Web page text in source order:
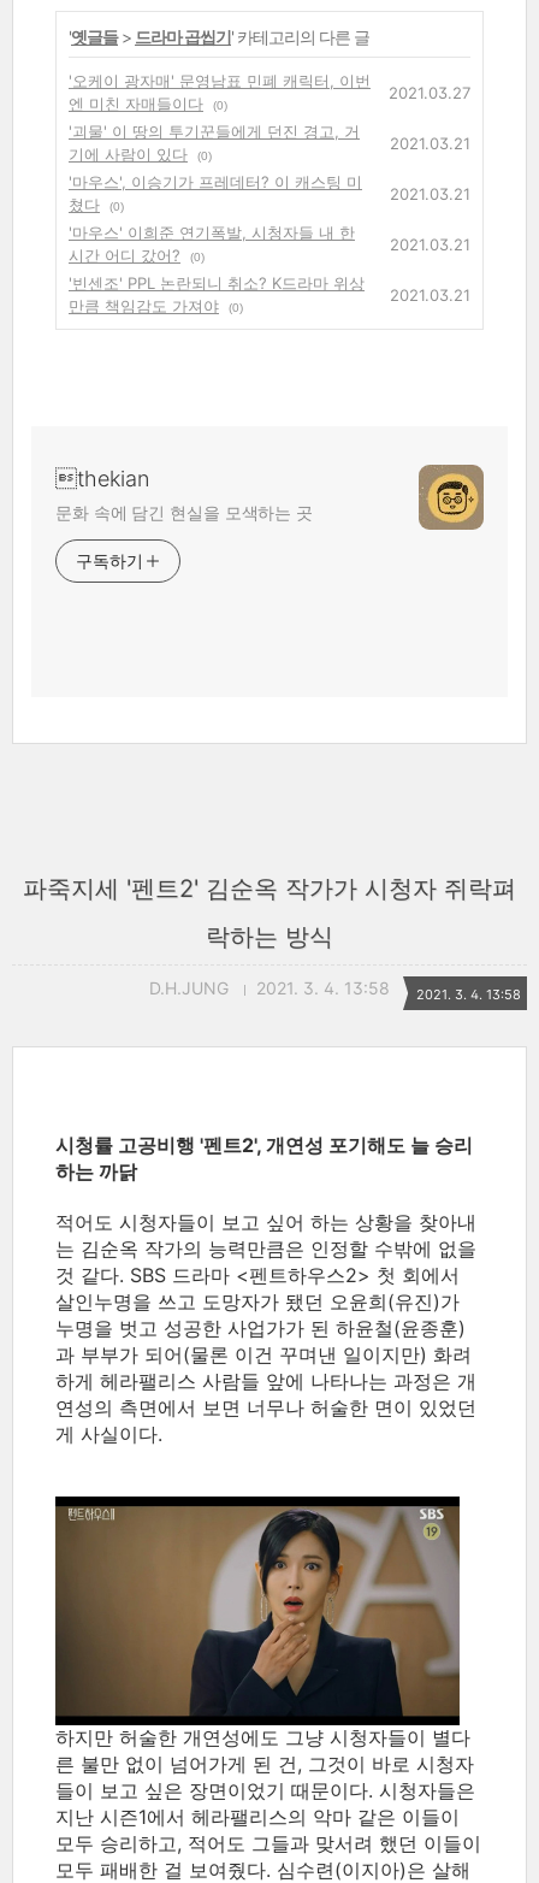
'옛글들> 드라마 곱씹기' 카테고리의 다른 글
'오케이 광자매' 문영남표 민폐 캐릭터, 이번
엔 미친 자매들이다
(0)
2021.03.27
'괴물' 이 땅의 투기꾼들에게 던진 경고, 거
기에 사람이 있다
(0)
2021.03.21
'마우스', 이승기가 프레데터? 이 캐스팅 미
쳤다
(0)
2021.03.21
'마우스' 이희준 연기폭발, 시청자들 내 한
시간 어디 갔어?
(0)
2021.03.21
'빈센조' PPL 논란되니 취소? K드라마 위상
만큼 책임감도 가져야
(0)
2021.03.21
thekian
문화 속에 담긴 현실을 모색하는 곳
구독하기
파죽지세 '펜트2' 김순옥 작가가 시청자 쥐락펴
락하는 방식
D.H.JUNG 2021. 3. 4. 13:58 2021. 3. 4. 13:58
시청률 고공비행 '펜트2', 개연성 포기해도 늘 승리
하는 까닭
적어도 시청자들이 보고 싶어 하는 상황을 찾아내
는 김순옥 작가의 능력만큼은 인정할 수밖에 없을
것 같다. SBS 드라마 <펜트하우스2> 첫 회에서
살인누명을 쓰고 도망자가 됐던 오윤희(유진)가
누명을 벗고 성공한 사업가가 된 하윤철(윤종훈)
과 부부가 되어(물론 이건 꾸며낸 일이지만) 화려
하게 헤라팰리스 사람들 앞에 나타나는 과정은 개
연성의 측면에서 보면 너무나 허술한 면이 있었던
게 사실이다.
하지만 허술한 개연성에도 그냥 시청자들이 별다
른 불만 없이 넘어가게 된 건, 그것이 바로 시청자
들이 보고 싶은 장면이었기 때문이다. 시청자들은
지난 시즌1에서 헤라팰리스의 악마 같은 이들이
모두 승리하고, 적어도 그들과 맞서려 했던 이들이
모두 패배한 걸 보여줬다. 심수련(이지아)은 살해